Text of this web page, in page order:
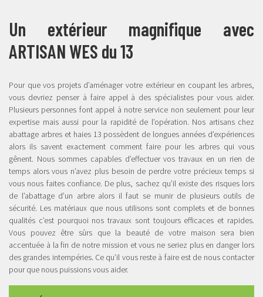
Un extérieur magnifique avec
ARTISAN WES du 13
Pour que vos projets d’aménager votre extérieur en coupant les arbres,
vous devriez penser à faire appel à des spécialistes pour vous aider.
Plusieurs personnes font appel à notre service non seulement pour leur
expertise mais aussi pour la rapidité de l’opération. Nos artisans chez
abattage arbres et haies 13 possèdent de longues années d’expériences
alors ils savent exactement comment faire pour les arbres qui vous
gênent. Nous sommes capables d’effectuer vos travaux en un rien de
temps alors vous n’avez plus besoin de perdre votre précieux temps si
vous nous faites confiance. De plus, sachez qu’il existe des risques lors
de l’abattage d’un arbre alors il faut se munir de plusieurs outils de
sécurité. Les matériaux que nous utilisons sont complets et de bonnes
qualités c’est pourquoi nos travaux sont toujours efficaces et rapides.
Vous pouvez être sûrs que la beauté de votre maison sera bien
accentuée à la fin de notre mission et vous ne seriez plus en danger lors
des grandes intempéries. Ce qu’il vous reste à faire est de nous contacter
pour que nous puissions vous aider.